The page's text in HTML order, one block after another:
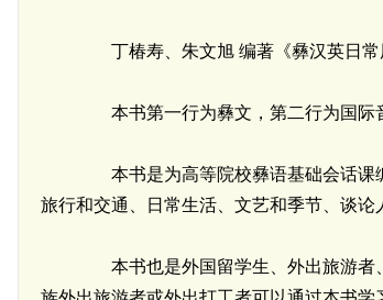
丁椿寿、朱文旭 编著《彝汉英日常
本书第一行为彝文，第二行为国际
本书是为高等院校彝语基础会话课编
旅行和交通、日常生活、文艺和季节、谈论
本书也是外国留学生、外出旅游者